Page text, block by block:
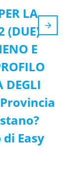
LA
(DUE)
E
DEGLI
Provincia
Easy